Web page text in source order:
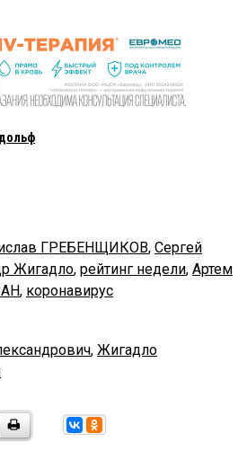
ГРЕБЕНЩИКОВ, Сергей
Жигадло, рейтинг недели, Артем
, коронавирус
, Жигадло